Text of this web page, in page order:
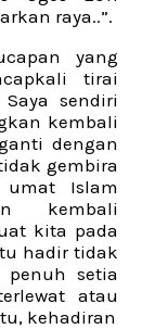
raya..”.
yang
tirai
sendiri
kembali
dengan
gembira
umat Islam
kembali
kita pada
hadir tidak
setia
atau
kehadiran